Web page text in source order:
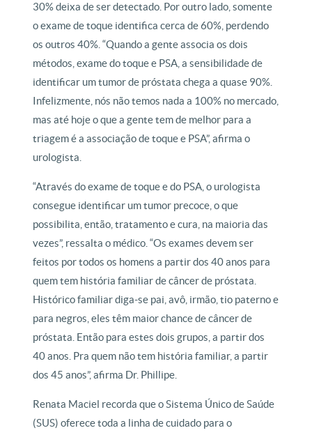
30% deixa de ser detectado. Por outro lado, somente
o exame de toque identifica cerca de 60%, perdendo
os outros 40%. “Quando a gente associa os dois
métodos, exame do toque e PSA, a sensibilidade de
identificar um tumor de próstata chega a quase 90%.
Infelizmente, nós não temos nada a 100% no mercado,
mas até hoje o que a gente tem de melhor para a
triagem é a associação de toque e PSA”, afirma o
urologista.
“Através do exame de toque e do PSA, o urologista
consegue identificar um tumor precoce, o que
possibilita, então, tratamento e cura, na maioria das
vezes”, ressalta o médico. “Os exames devem ser
feitos por todos os homens a partir dos 40 anos para
quem tem história familiar de câncer de próstata.
Histórico familiar diga-se pai, avô, irmão, tio paterno e
para negros, eles têm maior chance de câncer de
próstata. Então para estes dois grupos, a partir dos
40 anos. Pra quem não tem história familiar, a partir
dos 45 anos”, afirma Dr. Phillipe.
Renata Maciel recorda que o Sistema Único de Saúde
(SUS) oferece toda a linha de cuidado para o